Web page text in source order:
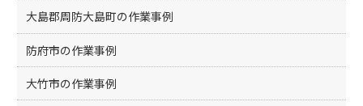
大島郡周防大島町の作業事例
防府市の作業事例
大竹市の作業事例